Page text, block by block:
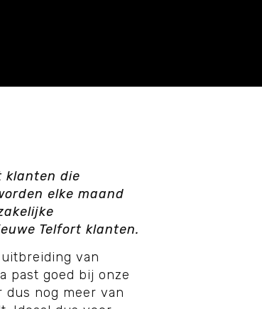
klanten die
elke maand
Telfort klanten.
uitbreiding van
past goed bij onze
dus nog meer van